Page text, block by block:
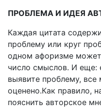
ПРОБЛЕМА И ИДЕЯ
Каждая цитата
проблему или круг
одном афоризме
число смыслов. И еще:
выявите проблему, все
оценено.Как правило,
пояснить авторское